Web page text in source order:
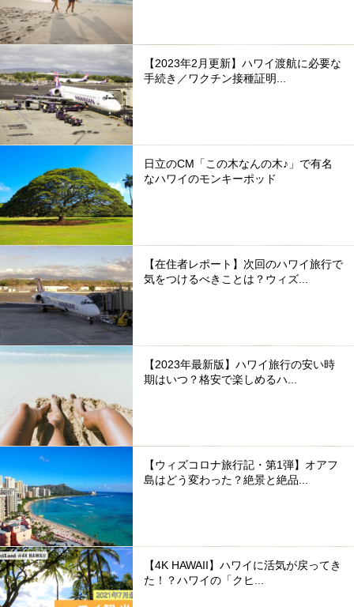
【2023年2月更新】ハワイ渡航に必要な
手続き／ワクチン接種証明...
日立のCM「この木なんの木♪」で有名
なハワイのモンキーポッド
【在住者レポート】次回のハワイ旅行で
気をつけるべきことは？ウィズ...
【2023年最新版】ハワイ旅行の安い時
期はいつ？格安で楽しめるハ...
【ウィズコロナ旅行記・第1弾】オアフ
島はどう変わった？絶景と絶品...
【4K HAWAII】ハワイに活気が戻ってき
た！？ハワイの「クヒ...